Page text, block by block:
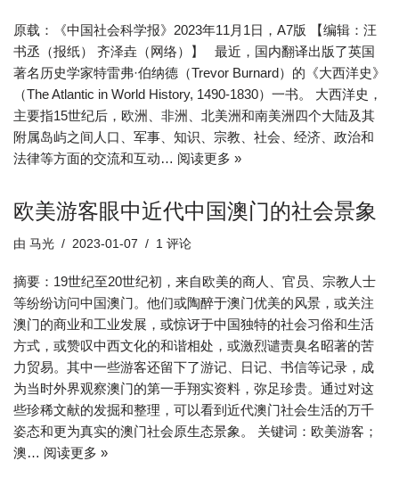
原载：《中国社会科学报》2023年11月1日，A7版 【编辑：汪
书丞（报纸） 齐泽垚（网络）】 最近，国内翻译出版了英国
著名历史学家特雷弗·伯纳德（Trevor Burnard）的《大西洋史》
（The Atlantic in World History, 1490-1830）一书。 大西洋史，
主要指15世纪后，欧洲、非洲、北美洲和南美洲四个大陆及其
附属岛屿之间人口、军事、知识、宗教、社会、经济、政治和
法律等方面的交流和互动… 阅读更多 »
欧美游客眼中近代中国澳门的社会景象
由 马光 2023-01-07 1 评论
摘要：19世纪至20世纪初，来自欧美的商人、官员、宗教人士
等纷纷访问中国澳门。他们或陶醉于澳门优美的风景，或关注
澳门的商业和工业发展，或惊讶于中国独特的社会习俗和生活
方式，或赞叹中西文化的和谐相处，或激烈谴责臭名昭著的苦
力贸易。其中一些游客还留下了游记、日记、书信等记录，成
为当时外界观察澳门的第一手翔实资料，弥足珍贵。通过对这
些珍稀文献的发掘和整理，可以看到近代澳门社会生活的万千
姿态和更为真实的澳门社会原生态景象。 关键词：欧美游客；
澳… 阅读更多 »